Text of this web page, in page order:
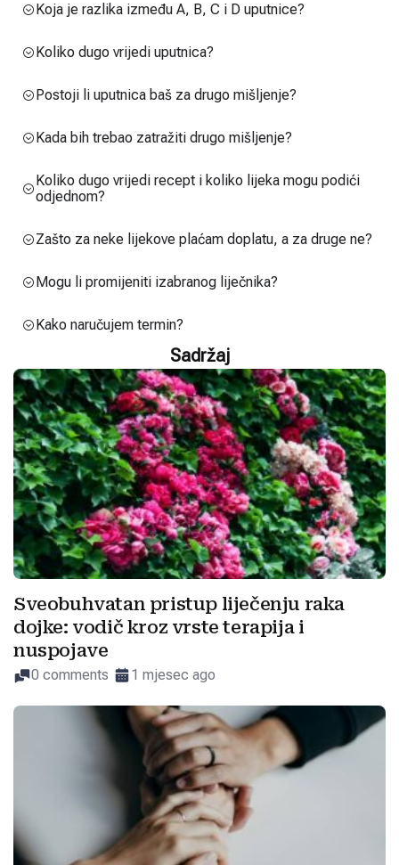
Koja je razlika između A, B, C i D uputnice?
Koliko dugo vrijedi uputnica?
Postoji li uputnica baš za drugo mišljenje?
Kada bih trebao zatražiti drugo mišljenje?
Koliko dugo vrijedi recept i koliko lijeka mogu podići
odjednom?
Zašto za neke lijekove plaćam doplatu, a za druge ne?
Mogu li promijeniti izabranog liječnika?
Kako naručujem termin?
Sadržaj
Sveobuhvatan pristup liječenju raka
dojke: vodič kroz vrste terapija i
nuspojave
0 comments 1 mjesec ago